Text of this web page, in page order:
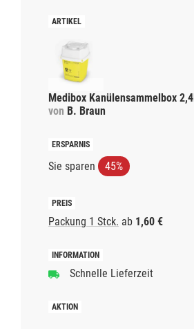
Medibox Kanülensammelbox 2,4l
von B. Braun
Sie sparen 45%
Packung 1 Stck. ab 1,60 €
Schnelle Lieferzeit